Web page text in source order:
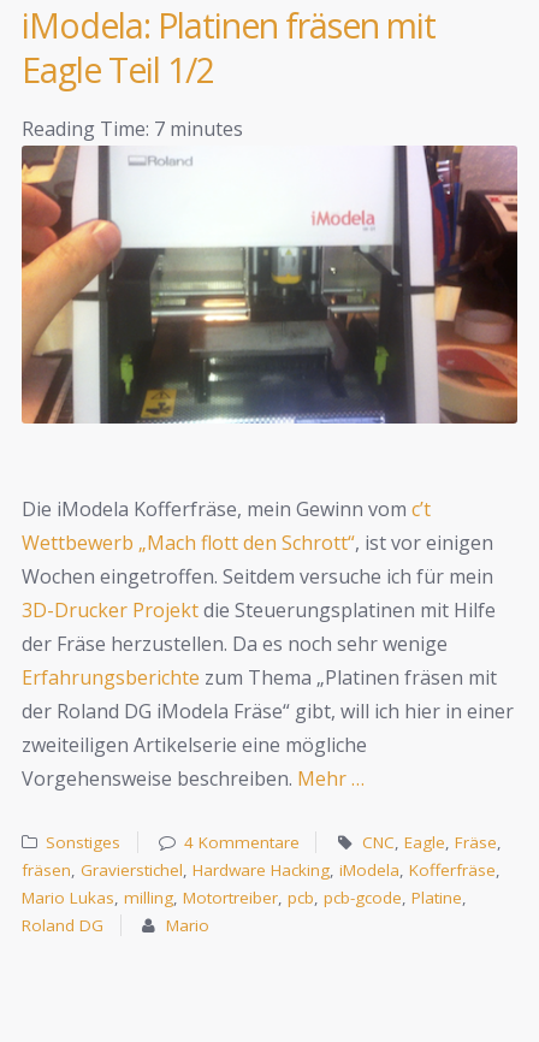
iModela: Platinen fräsen mit
Eagle Teil 1/2
Reading Time: 7 minutes
Die iModela Kofferfräse, mein Gewinn vom c’t
Wettbewerb „Mach flott den Schrott“, ist vor einigen
Wochen eingetroffen. Seitdem versuche ich für mein
3D-Drucker Projektdie Steuerungsplatinen mit Hilfe
der Fräse herzustellen. Da es noch sehr wenige
Erfahrungsberichte zum Thema „Platinen fräsen mit
der Roland DG iModela Fräse“ gibt, will ich hier in einer
zweiteiligen Artikelserie eine mögliche
Vorgehensweise beschreiben. Mehr …
Sonstiges 4 Kommentare CNC, Eagle, Fräse,
fräsen, Gravierstichel, Hardware Hacking, iModela, Kofferfräse,
Mario Lukas, milling, Motortreiber, pcb, pcb-gcode, Platine,
Roland DG
Mario